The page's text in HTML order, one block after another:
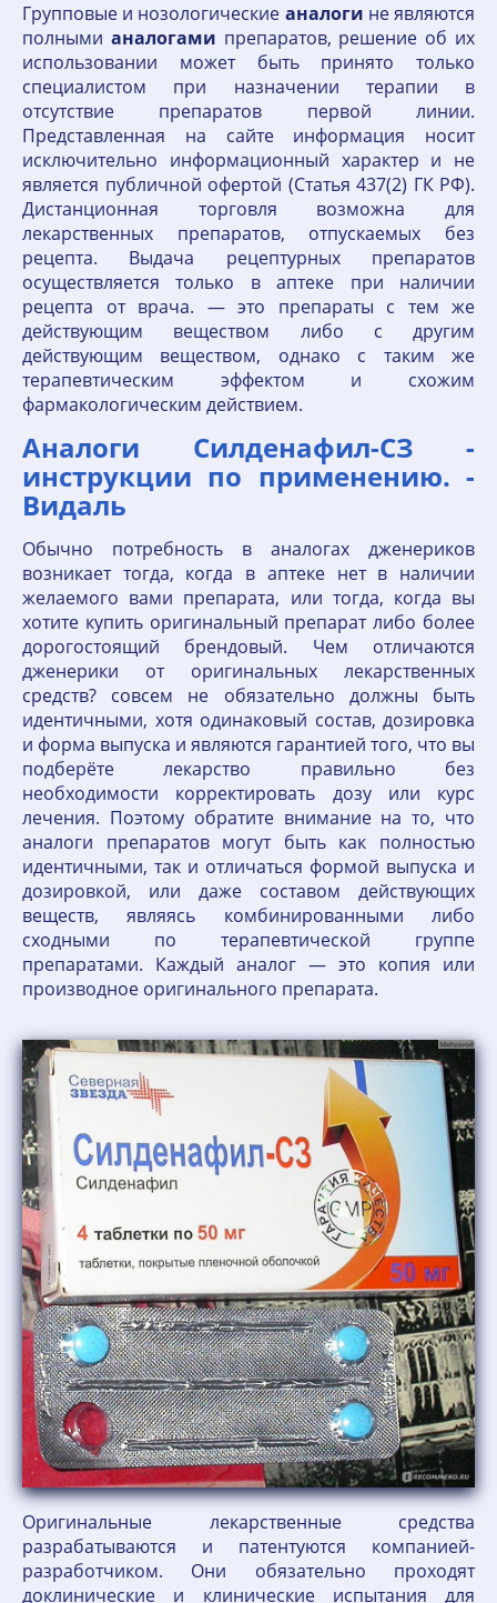
Групповые и нозологические аналоги не являются
полными аналогами препаратов, решение об их
использовании может быть принято только
специалистом при назначении терапии в
отсутствие препаратов первой линии.
Представленная на сайте информация носит
исключительно информационный характер и не
является публичной офертой (Статья 437(2) ГК РФ).
Дистанционная торговля возможна для
лекарственных препаратов, отпускаемых без
рецепта. Выдача рецептурных препаратов
осуществляется только в аптеке при наличии
рецепта от врача. — это препараты с тем же
действующим веществом либо с другим
действующим веществом, однако с таким же
терапевтическим эффектом и схожим
фармакологическим действием.
Аналоги Силденафил-СЗ -
инструкции по применению. -
Видаль
Обычно потребность в аналогах дженериков
возникает тогда, когда в аптеке нет в наличии
желаемого вами препарата, или тогда, когда вы
хотите купить оригинальный препарат либо более
дорогостоящий брендовый. Чем отличаются
дженерики от оригинальных лекарственных
средств? совсем не обязательно должны быть
идентичными, хотя одинаковый состав, дозировка
и форма выпуска и являются гарантией того, что вы
подберёте лекарство правильно без
необходимости корректировать дозу или курс
лечения. Поэтому обратите внимание на то, что
аналоги препаратов могут быть как полностью
идентичными, так и отличаться формой выпуска и
дозировкой, или даже составом действующих
веществ, являясь комбинированными либо
сходными по терапевтической группе
препаратами. Каждый аналог — это копия или
производное оригинального препарата.
Оригинальные лекарственные средства
разрабатываются и патентуются компанией-
разработчиком. Они обязательно проходят
доклинические и клинические испытания для